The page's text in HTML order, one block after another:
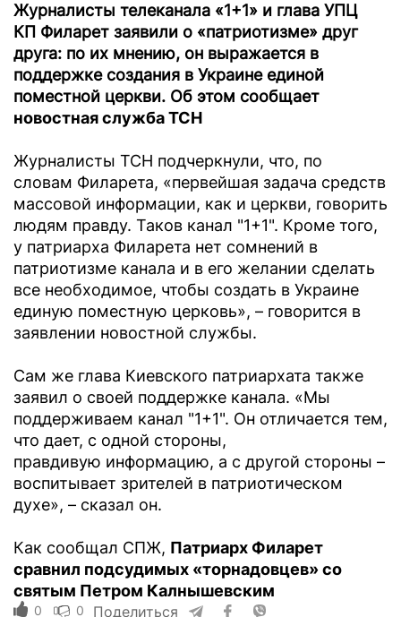
Журналисты телеканала «1+1» и глава УПЦ
КП Филарет заявили о «патриотизме» друг
друга: по их мнению, он выражается в
поддержке создания в Украине единой
поместной церкви. Об этом сообщает
новостная служба ТСН
Журналисты ТСН подчеркнули, что, по
словам Филарета, «первейшая задача средств
массовой информации, как и церкви, говорить
людям правду. Таков канал "1+1". Кроме того,
у патриарха Филарета нет сомнений в
патриотизме канала и в его желании сделать
все необходимое, чтобы создать в Украине
единую поместную церковь», – говорится в
заявлении новостной службы.
Сам же глава Киевского патриархата также
заявил о своей поддержке канала. «Мы
поддерживаем канал "1+1". Он отличается тем,
что дает, с одной стороны,
правдивую информацию, а с другой стороны –
воспитывает зрителей в патриотическом
духе», – сказал он.
Как сообщал СПЖ, Патриарх Филарет
сравнил подсудимых «торнадовцев» со
святым Петром Калнышевским
0 0 Поделиться